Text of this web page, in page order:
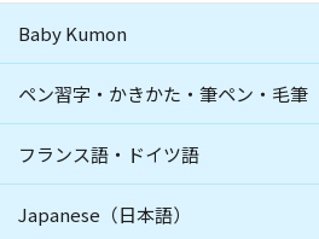
Baby Kumon
ペン習字・かきかた・筆ペン・毛筆
フランス語・ドイツ語
Japanese（日本語）